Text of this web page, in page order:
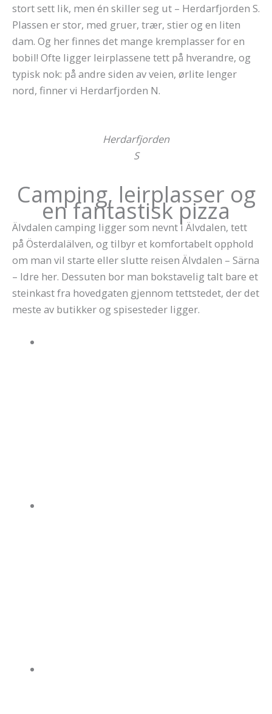
stort sett lik, men én skiller seg ut – Herdarfjorden S.
Plassen er stor, med gruer, trær, stier og en liten
dam. Og her finnes det mange kremplasser for en
bobil! Ofte ligger leirplassene tett på hverandre, og
typisk nok: på andre siden av veien, ørlite lenger
nord, finner vi Herdarfjorden N.
Herdarfjorden
S
Camping, leirplasser og
en fantastisk pizza
Älvdalen camping ligger som nevnt i Älvdalen, tett
på Österdalälven, og tilbyr et komfortabelt opphold
om man vil starte eller slutte reisen Älvdalen – Särna
– Idre her. Dessuten bor man bokstavelig talt bare et
steinkast fra hovedgaten gjennom tettstedet, der det
meste av butikker og spisesteder ligger.